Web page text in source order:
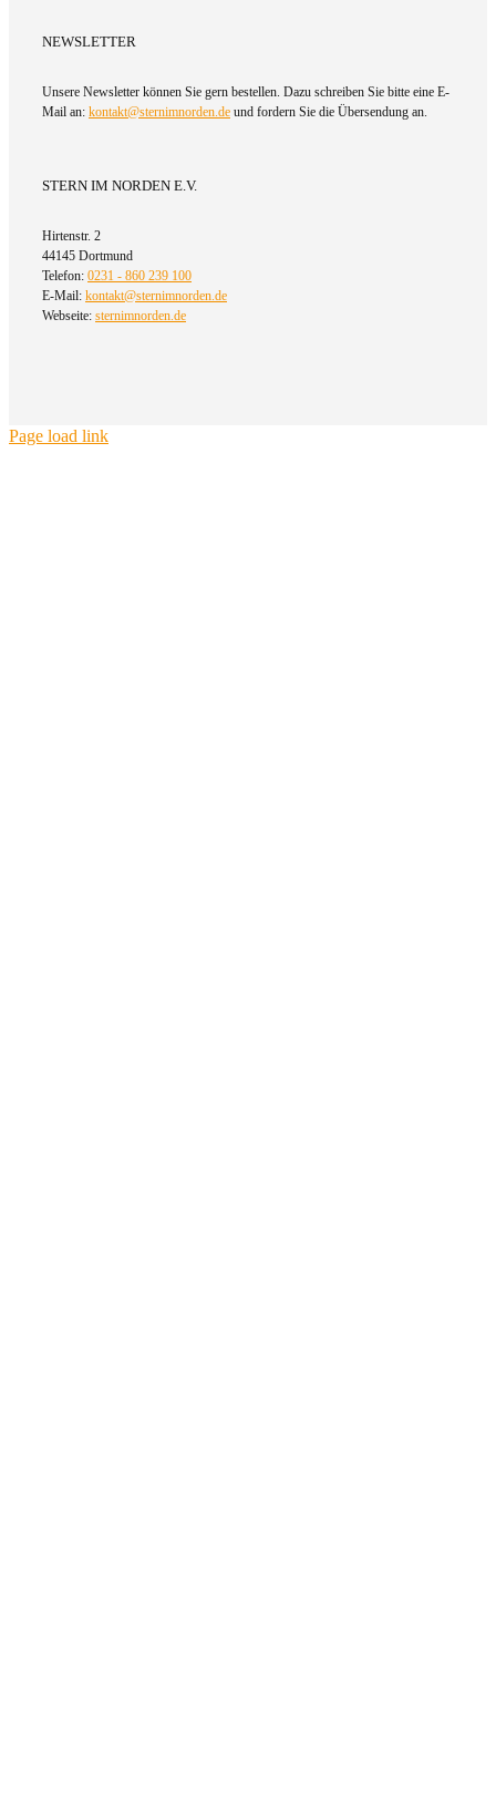
NEWSLETTER
Unsere Newsletter können Sie gern bestellen. Dazu schreiben Sie bitte eine E-
Mail an: kontakt@sternimnorden.de und fordern Sie die Übersendung an.
STERN IM NORDEN E.V.
Hirtenstr. 2
44145 Dortmund
Telefon: 0231 - 860 239 100
E-Mail: kontakt@sternimnorden.de
Webseite: sternimnorden.de
Page load link